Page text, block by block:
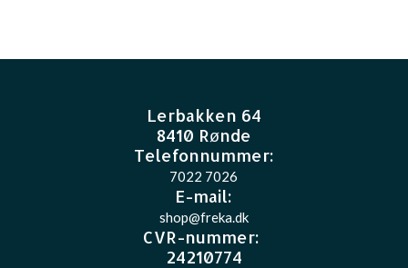
Lerbakken 64
8410 Rønde
Telefonnummer:
7022 7026
E-mail:
shop@freka.dk
CVR-nummer:
24210774